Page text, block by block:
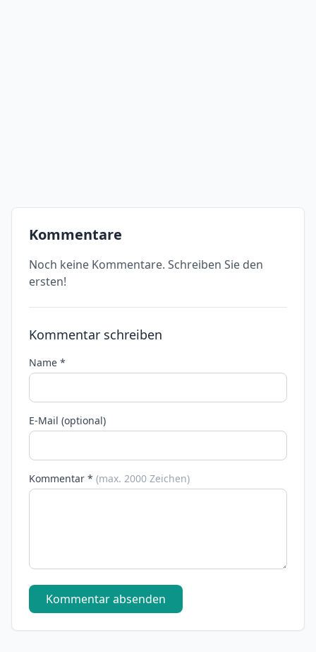
Kommentare
Noch keine Kommentare. Schreiben Sie den
ersten!
Kommentar schreiben
Name *
E-Mail (optional)
Kommentar * (max. 2000 Zeichen)
Kommentar absenden